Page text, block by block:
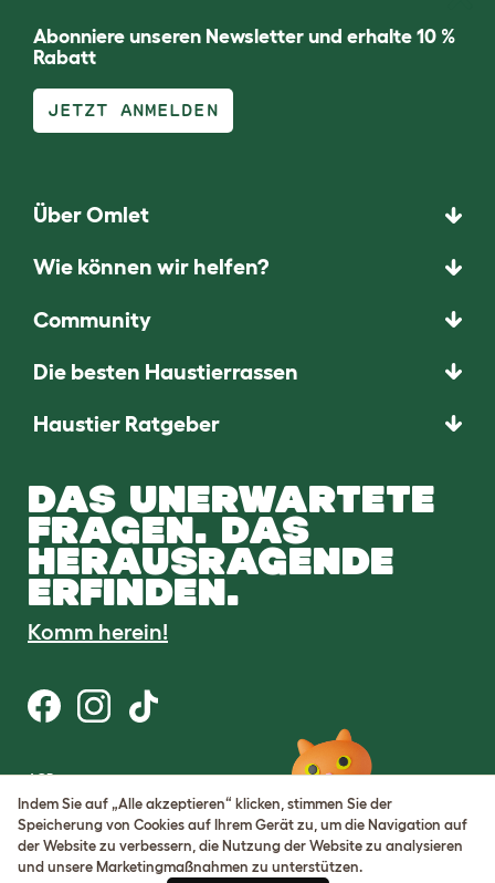
Abonniere unseren Newsletter und erhalte 10 %
Rabatt
JETZT ANMELDEN
Über Omlet
Wie können wir helfen?
Community
Die besten Haustierrassen
Haustier Ratgeber
DAS UNERWARTETE
FRAGEN. DAS
HERAUSRAGENDE
ERFINDEN.
Komm herein!
AGB
Datenschutz
Cookie Settings
Sitemap
Indem Sie auf „Alle akzeptieren“ klicken, stimmen Sie der
Speicherung von Cookies auf Ihrem Gerät zu, um die Navigation auf
der Website zu verbessern, die Nutzung der Website zu analysieren
und unsere Marketingmaßnahmen zu unterstützen.